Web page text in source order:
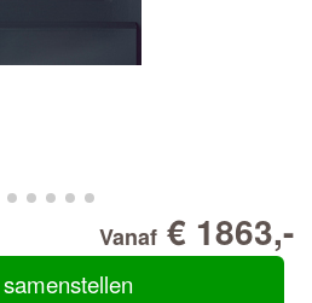
Vanaf € 1863,-